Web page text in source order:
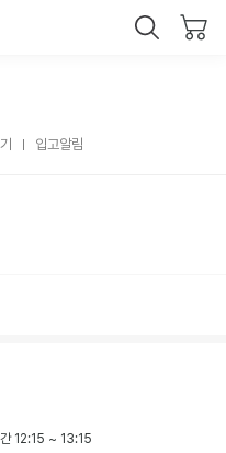
입고알림
간 12:15 ~ 13:15